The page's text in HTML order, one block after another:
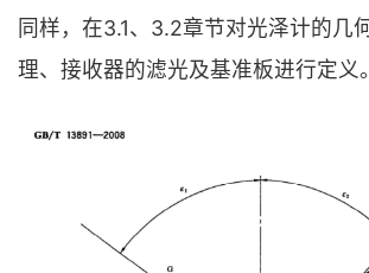
同样，在3.1、3.2章节对光泽计的几
理、接收器的滤光及基准板进行定义。